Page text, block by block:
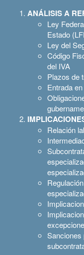
ANÁLISIS A
Ley
Estado
Ley del
Código
del IVA
Plazos de
Entrada
Relación
Sanciones